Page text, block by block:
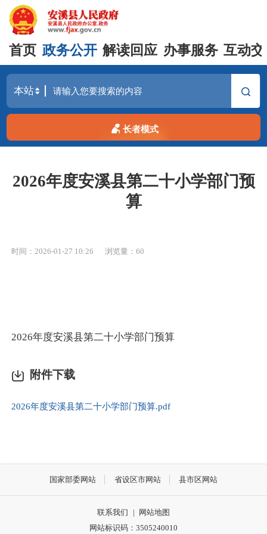
首页 政务公开 解读回应 办事服务 互动
长者模式
2026年度安溪县第二十小学部门预
算
时间：2026-01-27 10:26 浏览量： 60
2026年度安溪县第二十小学部门预算
附件下载
2026年度安溪县第二十小学部门预算.pdf
国家部委网站 省设区市网站 县市区网站
联系我们 |
网站地图
网站标识码：3505240010